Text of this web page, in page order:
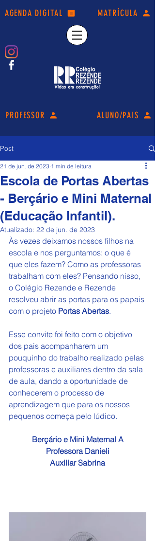
AGENDA DIGITAL MATRÍCULA
PROFESSOR ALUNO/PAIS
Post
Escola de Portas Abertas
- Berçário e Mini Maternal
(Educação Infantil).
21 de jun. de 2023 1 min de leitura
Atualizado: 22 de jun. de 2023
Às vezes deixamos nossos filhos na
escola e nos perguntamos: o que é
que eles fazem? Como as professoras
trabalham com eles? Pensando nisso,
o Colégio Rezende e Rezende
resolveu abrir as portas para os papais
com o projeto Portas Abertas.
Esse convite foi feito com o objetivo
dos pais acompanharem um
pouquinho do trabalho realizado pelas
professoras e auxiliares dentro da sala
de aula, dando a oportunidade de
conhecerem o processo de
aprendizagem que para os nossos
pequenos começa pelo lúdico.
Berçário e Mini Maternal A
Professora Danieli
Auxiliar Sabrina